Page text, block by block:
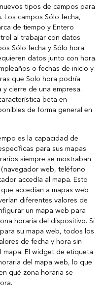
tipos de campos para
campos Sólo fecha,
de tiempo y Entero
al trabajar con datos
Sólo fecha y Sólo hora
datos junto con hora.
o fechas de inicio y
que Solo hora podría
cierre de una empresa.
beta en
de forma general en
es la capacidad de
para sus mapas
siempre se mostraban
web, teléfono
accedía al mapa. Esto
accedían a mapas web
diferentes valores de
un mapa web para
horaria del dispositivo. Si
su mapa web, todos los
de fecha y hora sin
El widget de etiqueta
del mapa web, lo que
qué zona horaria se